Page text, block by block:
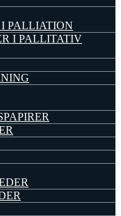
PALLIATION
I PALLITATIV